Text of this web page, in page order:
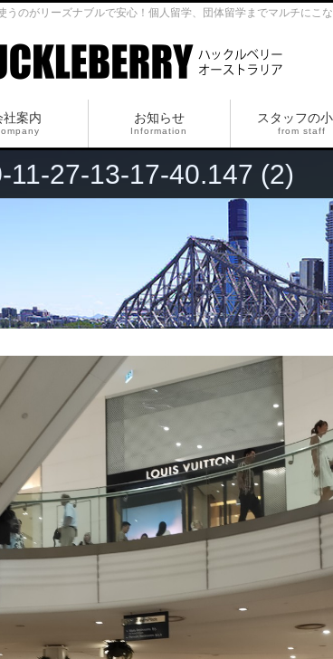
のがリーズナブルで安心！個人留学、団体留学までマルチにこ
社案内 お知らせ
Information
スタッフの
from staff
11-27-13-17-40.147 (2)